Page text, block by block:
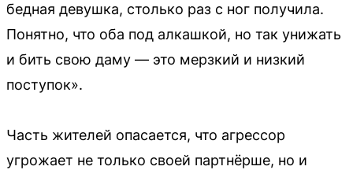
бедная девушка, столько раз с ног получила.
Понятно, что оба под алкашкой, но так унижать
и бить свою даму — это мерзкий и низкий
поступок».
Часть жителей опасается, что агрессор
угрожает не только своей партнёрше, но и